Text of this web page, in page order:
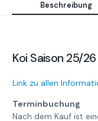
Beschreibung
Koi Saison 25/26
Link zu allen
Terminbuchung
Nach dem Kauf ist